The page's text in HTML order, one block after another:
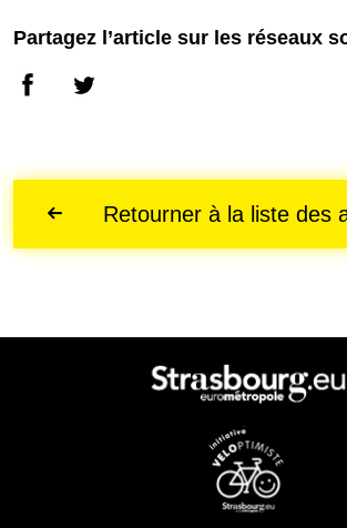
Partagez l’article sur les réseaux
Retourner à la liste des